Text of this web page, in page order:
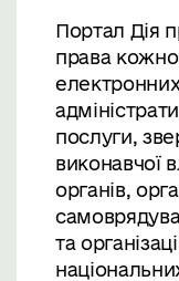
Портал Дія
права
послуги,
виконавчої
органів,
та